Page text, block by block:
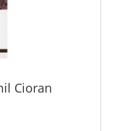
Cioran